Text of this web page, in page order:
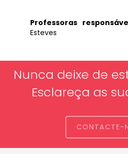
Professoras
Esteves
Nunca deixe de
Esclareça as
CONTACTE-